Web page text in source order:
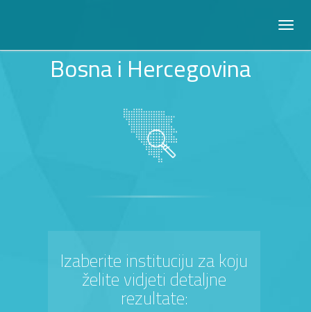
Bosna i Hercegovina
Izaberite instituciju za koju
želite vidjeti detaljne
rezultate: